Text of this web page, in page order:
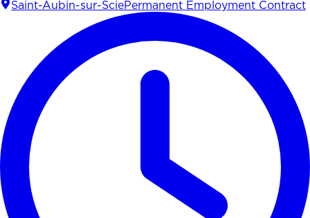
Saint-Aubin-sur-SciePermanent Employment Contract